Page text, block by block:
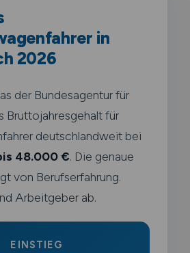
in
2026
der Bundesagentur für
Bruttojahresgehalt für
deutschlandweit bei
48.000 €. Die genaue
von Berufserfahrung.
Arbeitgeber ab.
EINSTIEG